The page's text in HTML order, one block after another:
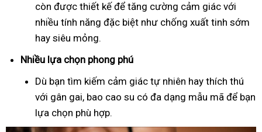
còn được thiết kế để tăng cường cảm giác với
nhiều tính năng đặc biệt như chống xuất tinh sớm
hay siêu mỏng.
Nhiều lựa chọn phong phú
Dù bạn tìm kiếm cảm giác tự nhiên hay thích thú
với gân gai, bao cao su có đa dạng mẫu mã để bạn
lựa chọn phù hợp.